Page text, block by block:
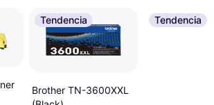
Tendencia
Brother TN-3600XXL
Tendencia